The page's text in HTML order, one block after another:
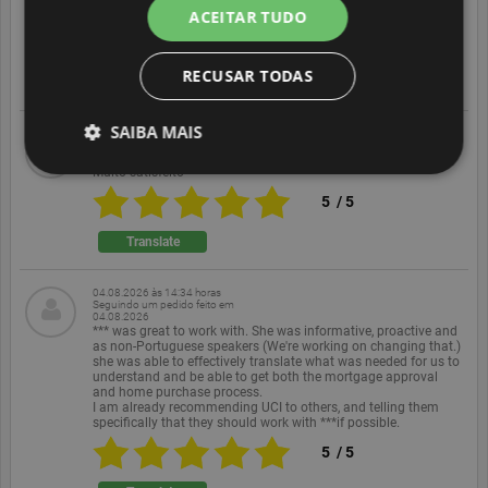
atenciosa em todos os detalhes
5/
Translate
04.08.2026 às 14:38 horas
Muito satisfeito
5 /5
Translate
04.08.2026 às 14:34 horas
Seguindo um pedido feito em
04.08.2026
*** was great to work with. She was informative, proactive and
as non-Portuguese speakers (We're working on changing that.)
she was able to effectively translate what was needed for us to
understand and be able to get both the mortgage approval
and home purchase process.
I am already recommending UCI to others, and telling them
specifically that they should work with ***if possible.
5 /5
ACEITAR TUDO
RECUSAR TODAS
SAIBA MAIS
Estritamente necessários
Segmentação
Strictly necessary cookies allow core website
functionality such as user login and account
management. The website cannot be used properly
without strictly necessary cookies.
Nome
Provedor /
Domínio
Expiração Descrição
PHPSESSID
PHP.net
www.ekomi.de
Sessão